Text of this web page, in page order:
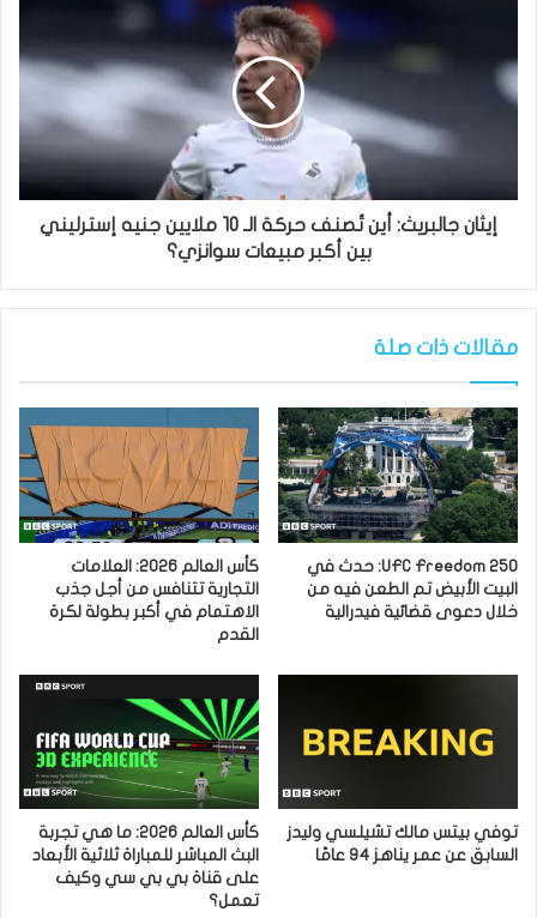
إيثان جالبريث: أين تُصنف حركة الـ 10 ملايين جنيه إسترليني
بين أكبر مبيعات سوانزي؟
مقالات ذات صلة
UFC Freedom 250: حدث في
البيت الأبيض تم الطعن فيه من
خلال دعوى قضائية فيدرالية
كأس العالم 2026: العلامات
التجارية تتنافس من أجل جذب
الاهتمام في أكبر بطولة لكرة
القدم
توفي بيتس مالك تشيلسي وليدز
السابق عن عمر يناهز 94 عامًا
كأس العالم 2026: ما هي تجربة
البث المباشر للمباراة ثلاثية الأبعاد
على قناة بي بي سي وكيف
تعمل؟